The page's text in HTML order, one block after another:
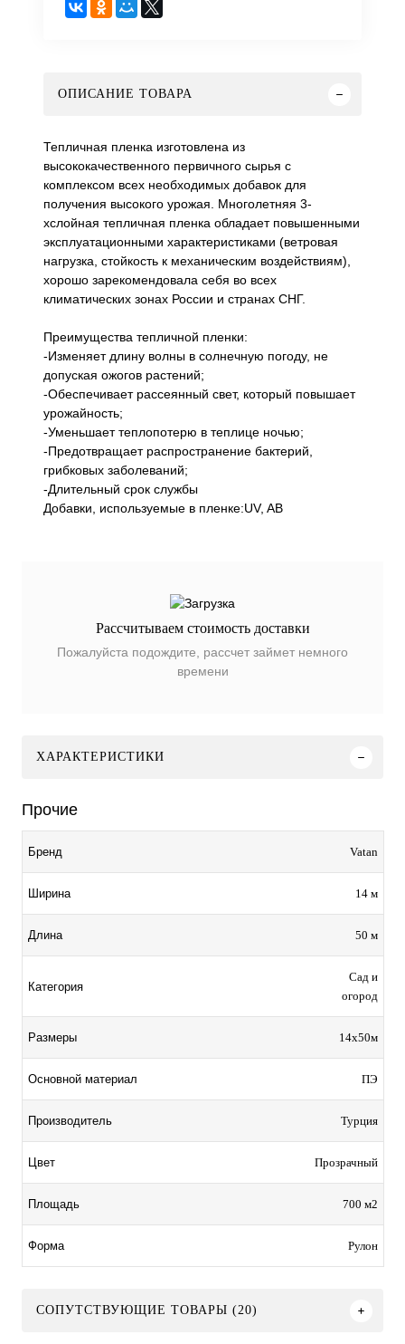
ОПИСАНИЕ ТОВАРА
Тепличная пленка изготовлена из
высококачественного первичного сырья с
комплексом всех необходимых добавок для
получения высокого урожая. Многолетняя 3-
хслойная тепличная пленка обладает повышенными
эксплуатационными характеристиками (ветровая
нагрузка, стойкость к механическим воздействиям),
хорошо зарекомендовала себя во всех
климатических зонах России и странах СНГ.
Преимущества тепличной пленки:
-Изменяет длину волны в солнечную погоду, не
допуская ожогов растений;
-Обеспечивает рассеянный свет, который повышает
урожайность;
-Уменьшает теплопотерю в теплице ночью;
-Предотвращает распространение бактерий,
грибковых заболеваний;
-Длительный срок службы
Добавки, используемые в пленке:UV, AB
Рассчитываем стоимость доставки
Пожалуйста подождите, рассчет займет немного
времени
ХАРАКТЕРИСТИКИ
Прочие
Бренд Vatan
Ширина 14 м
Длина 50 м
Категория
Сад и
огород
Размеры 14х50м
Основной материал ПЭ
Производитель Турция
Цвет Прозрачный
Площадь 700 м2
Форма Рулон
СОПУТСТВУЮЩИЕ ТОВАРЫ (20)